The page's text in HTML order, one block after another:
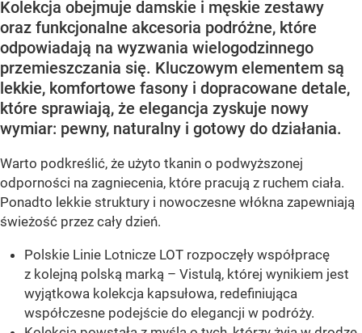
Kolekcja obejmuje damskie i męskie zestawy
oraz funkcjonalne akcesoria podróżne, które
odpowiadają na wyzwania wielogodzinnego
przemieszczania się. Kluczowym elementem są
lekkie, komfortowe fasony i dopracowane detale,
które sprawiają, że elegancja zyskuje nowy
wymiar: pewny, naturalny i gotowy do działania.
Warto podkreślić, że użyto tkanin o podwyższonej
odporności na zagniecenia, które pracują z ruchem ciała.
Ponadto lekkie struktury i nowoczesne włókna zapewniają
świeżość przez cały dzień.
Polskie Linie Lotnicze LOT rozpoczęły współpracę
z kolejną polską marką – Vistulą, której wynikiem jest
wyjątkowa kolekcja kapsułowa, redefiniująca
współczesne podejście do elegancji w podróży.